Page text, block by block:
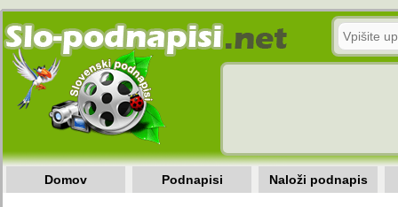
Domov Podnapisi Naloži podnapis